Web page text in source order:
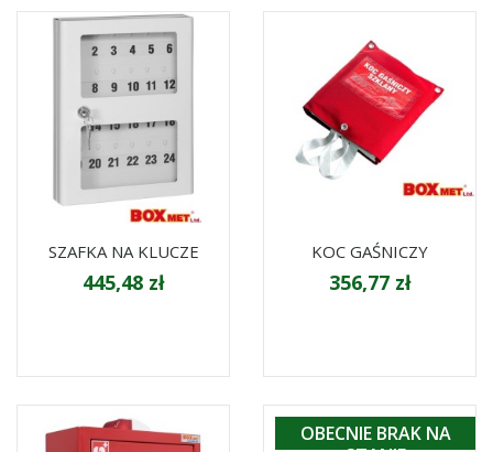
SZAFKA NA KLUCZE
445,48 zł
KOC GAŚNICZY
356,77 zł
OBECNIE BRAK NA